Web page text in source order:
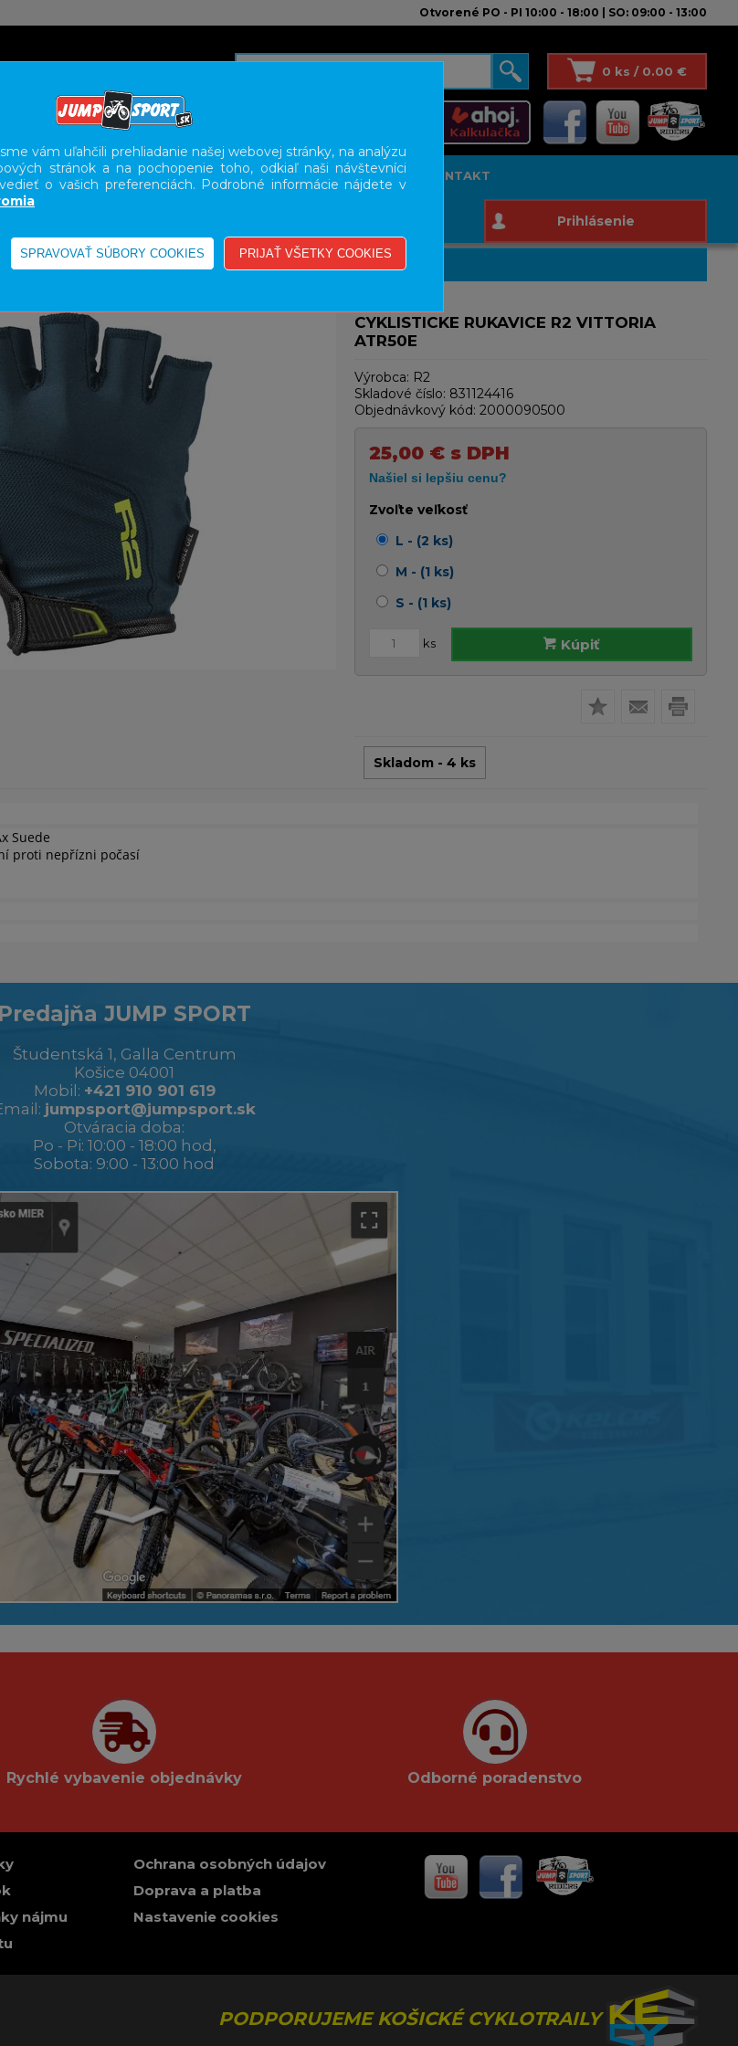
Otvorené PO - PI 10:00 - 18:00 | SO: 09:00 - 13:00
0 ks / 0.00 €
SLUŽBY KARIÉRA BODY GEOMETRY FIT STUDIO KONTAKT
Prihlásenie
CYKLISTICKE RUKAVICE R2 VITTORIA
ATR50E
Výrobca: R2
Skladové číslo: 831124416
Objednávkový kód: 2000090500
25,00 €s DPH
Zvoľte veľkosť
L - (2 ks)
M - (1 ks)
S - (1 ks)
ks Kúpiť
Skladom - 4 ks
Suede
proti nepřízni počasí
Predajňa JUMP SPORT
Študentská 1, Galla Centrum
Košice 04001
Mobil: +421 910 901 619
jumpsport@jumpsport.sk
Otváracia doba:
Po - Pi: 10:00 - 18:00 hod,
Sobota: 9:00 - 13:00 hod
Rychlé vybavenie objednávky Odborné poradenstvo
nájmu
Ochrana osobných údajov
Doprava a platba
Nastavenie cookies
PODPORUJEME KOŠICKÉ CYKLOTRAILY
vám uľahčili prehliadanie našej webovej stránky, na analýzu
stránok a na pochopenie toho, odkiaľ naši návštevníci
o vašich preferenciách. Podrobné informácie nájdete v